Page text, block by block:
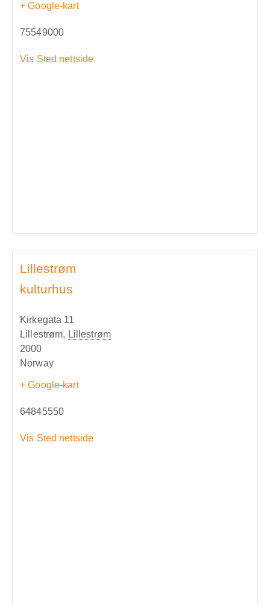
+ Google-kart
75549000
Vis Sted nettside
Lillestrøm
kulturhus
Kirkegata 11
Lillestrøm, Lillestrøm
2000
Norway
+ Google-kart
64845550
Vis Sted nettside